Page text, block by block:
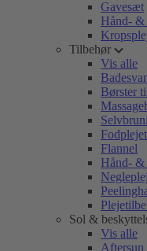
Gavesæt
Hånd- &
Tilbehør
Vis alle
Børster
Flannel
Hånd-
Sol &
Vis alle
Aftersun